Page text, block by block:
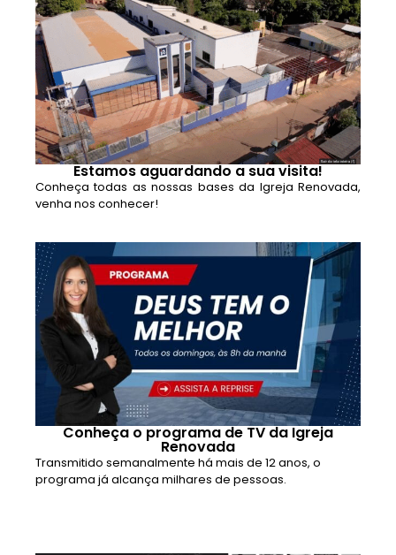
Estamos aguardando a sua visita!
Conheça todas as nossas bases da Igreja Renovada,
venha nos conhecer!
Conheça o programa de TV da Igreja
Renovada
Transmitido semanalmente há mais de 12 anos, o
programa já alcança milhares de pessoas.